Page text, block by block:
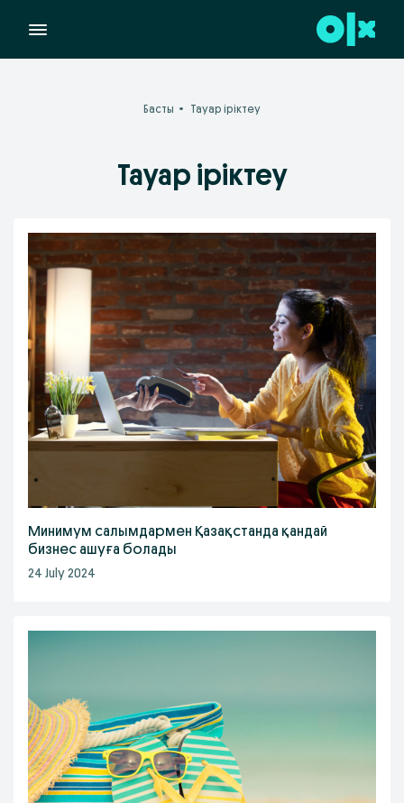
Басты Тауар іріктеу
Тауар іріктеу
Минимум салымдармен Қазақстанда қандай
бизнес ашуға болады
24 July 2024